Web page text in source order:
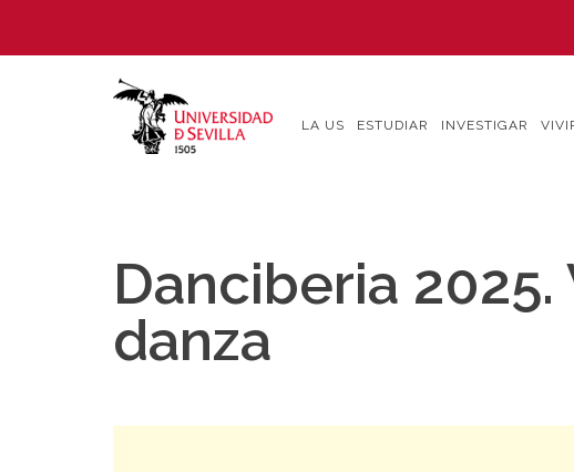
contenido
LA US ESTUDIAR INVESTIGAR
Danciberia
danza